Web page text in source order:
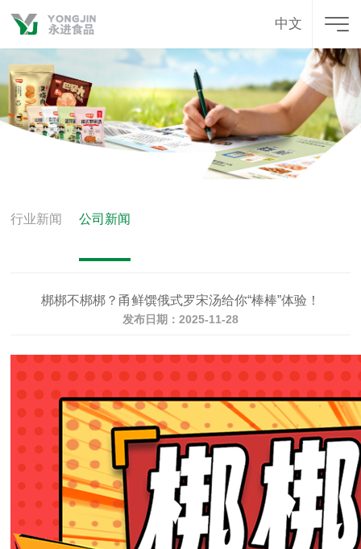
中文
行业新闻 公司新闻
梆梆不梆梆？甬鲜馔俄式罗宋汤给你“棒棒”体验！
发布日期：2025-11-28